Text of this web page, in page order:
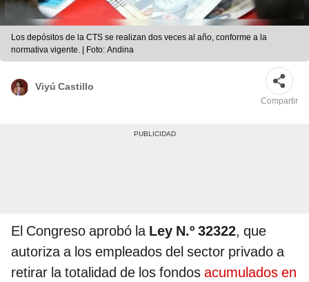
Los depósitos de la CTS se realizan dos veces al año, conforme a la
normativa vigente. | Foto: Andina
Viyú Castillo
Compartir
El Congreso aprobó la Ley N.º 32322, que
autoriza a los empleados del sector privado a
retirar la totalidad de los fondos acumulados en